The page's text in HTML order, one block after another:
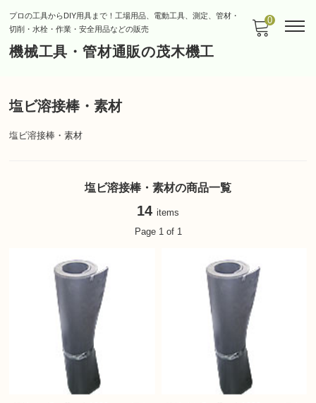
プロの工具からDIY用具まで！工場用品、電動工具、測定、管材・
切削・水栓・作業・安全用品などの販売
機械工具・管材通販の茂木機工
0
塩ビ溶接棒・素材
塩ビ溶接棒・素材
塩ビ溶接棒・素材の商品一覧
14 items
Page 1 of 1